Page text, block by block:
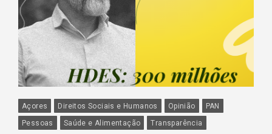
Açores Direitos Sociais e Humanos Opinião
PAN
Pessoas
Saúde e Alimentação Transparência